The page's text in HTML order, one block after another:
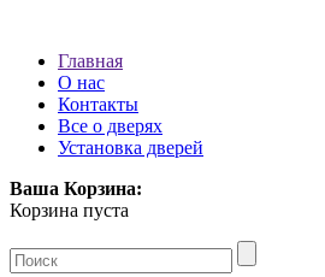
Главная
О нас
Контакты
Все о дверях
Установка дверей
Ваша Корзина:
Корзина пуста